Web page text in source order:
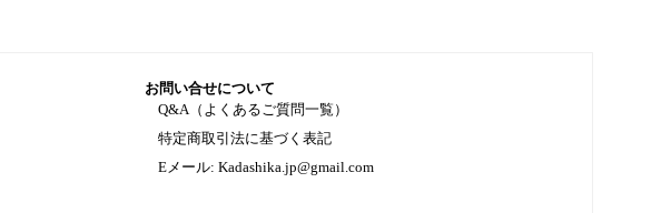
お問い合せについて
Q&A（よくあるご質問一覧）
特定商取引法に基づく表記
Eメール: Kadashika.jp@gmail.com